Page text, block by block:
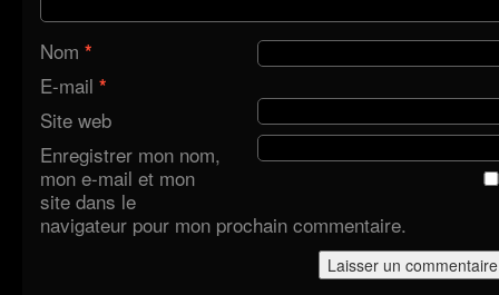
Nom *
E-mail *
Site web
Enregistrer mon nom,
mon e-mail et mon
site dans le
navigateur pour mon prochain commentaire.